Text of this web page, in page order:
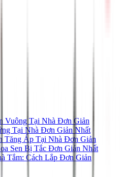
Vuông Tại Nhà Đơn Giản
Tại Nhà Đơn Giản Nhất
Tăng Áp Tại Nhà Đơn Giản
Sen Bị Tắc Đơn Giản Nhất
Tắm: Cách Lắp Đơn Giản